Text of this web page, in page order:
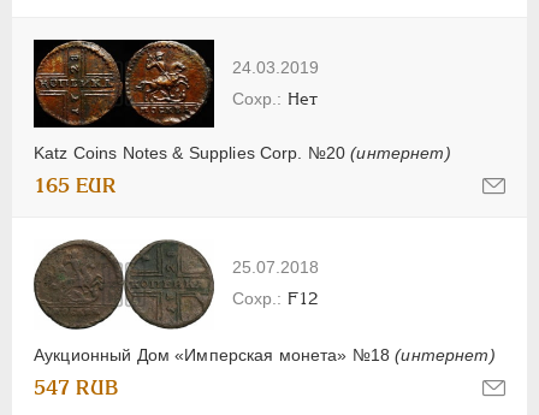
24.03.2019
Katz Coins Notes & Supplies Corp. №20(интернет)
Нет
165 EUR
25.07.2018
Аукционный Дом «Имперская монета» №18(интернет)
F12
547 RUB